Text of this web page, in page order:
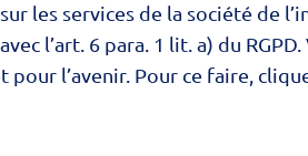
les services de la société de
l’art. 6 para. 1 lit. a) du
pour l’avenir. Pour ce faire,